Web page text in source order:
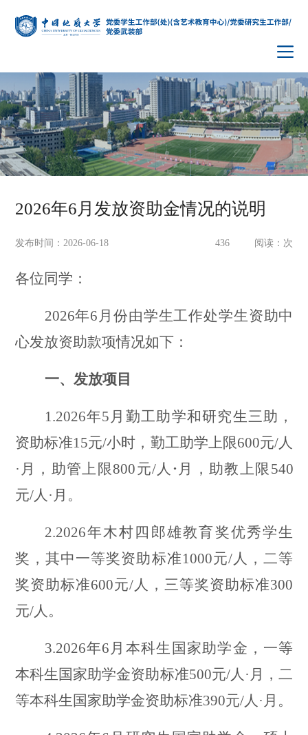
2026年6月发放资助金情况的说明
发布时间：2026-06-18 阅读：
436 次
各位同学：
2026年6 月份由学生工作处学生资助中
心发放资助款项情况如下：
一、发放项目
1.2026年5 月勤工助学和研究生三助，
资助标准15元/小时，勤工助学上限600元/人
·月，助管上限800元/人 · 月，助教上限 540
元/人 ·月 。
2.2026年木村四郎雄教育奖优秀学生
奖，其中一等奖资助标准1000元/人，二等
奖资助标准600元/人，三等奖资助标准300
元/人。
3.2026年6 月本科生国家助学金，一等
本科生国家助学金资助标准500元/人·月，二
等本科生国家助学金资助标准390元/人·月。